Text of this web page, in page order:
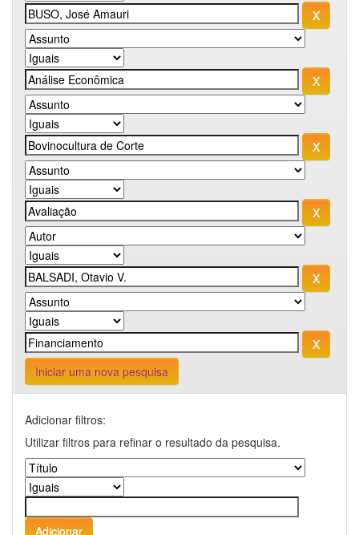
Iniciar uma nova pesquisa
Adicionar filtros:
Utilizar filtros para refinar o resultado da pesquisa.